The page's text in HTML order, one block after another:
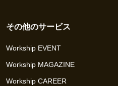
その他のサービス
Workship EVENT
Workship MAGAZINE
Workship CAREER